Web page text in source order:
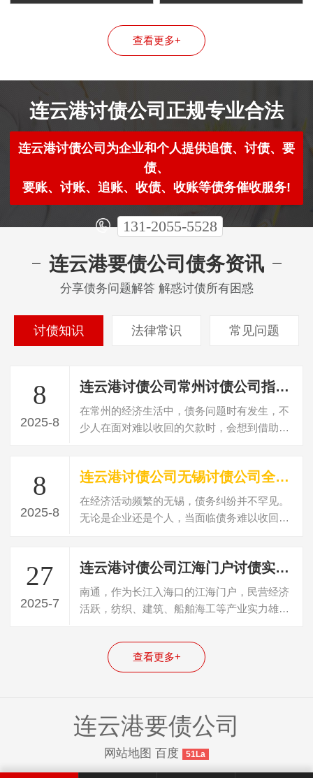
查看更多+
连云港讨债公司正规专业合法
连云港讨债公司为企业和个人提供追债、讨债、要
债、
要账、讨账、追账、收债、收账等债务催收服务!
131-2055-5528
连云港要债公司债务资讯
分享债务问题解答 解惑讨债所有困惑
讨债知识 法律常识 常见问题
8
2025-8
连云港讨债公司常州讨债公司指南：选对公司、知晓案例与收费，破解债务困局
在常州的经济生活中，债务问题时有发生，不
少人在面对难以收回的欠款时，会想到借助讨
8
2025-8
连云港讨债公司无锡讨债公司全攻略：公司选择、新闻洞察与收费解析
在经济活动频繁的无锡，债务纠纷并不罕见。
无论是企业还是个人，当面临债务难以收回的
27
2025-7
连云港讨债公司江海门户讨债实录：南通讨债公司专业团队深耕产业，务实清欠显实效
南通，作为长江入海口的江海门户，民营经济
活跃，纺织、建筑、船舶海工等产业实力雄
查看更多+
连云港要债公司
网站地图 百度 51La